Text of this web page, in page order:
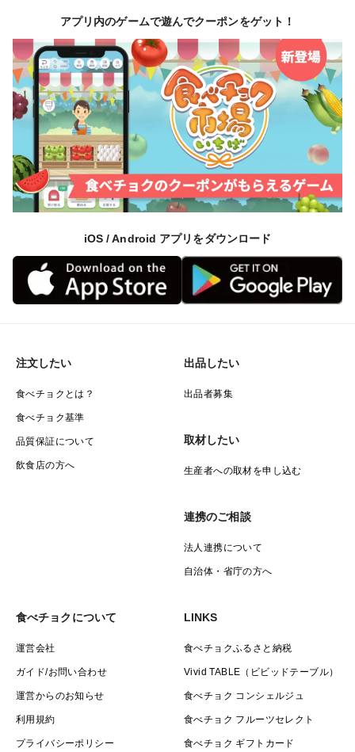
アプリ内のゲームで遊んでクーポンをゲット！
iOS / Android アプリをダウンロード
注文したい
食べチョクとは？
食べチョク基準
品質保証について
飲食店の方へ
出品したい
出品者募集
取材したい
生産者への取材を申し込む
連携のご相談
法人連携について
自治体・省庁の方へ
食べチョクについて
運営会社
ガイド/お問い合わせ
運営からのお知らせ
利用規約
プライバシーポリシー
LINKS
食べチョクふるさと納税
Vivid TABLE（ビビッドテーブル）
食べチョク コンシェルジュ
食べチョク フルーツセレクト
食べチョク ギフトカード